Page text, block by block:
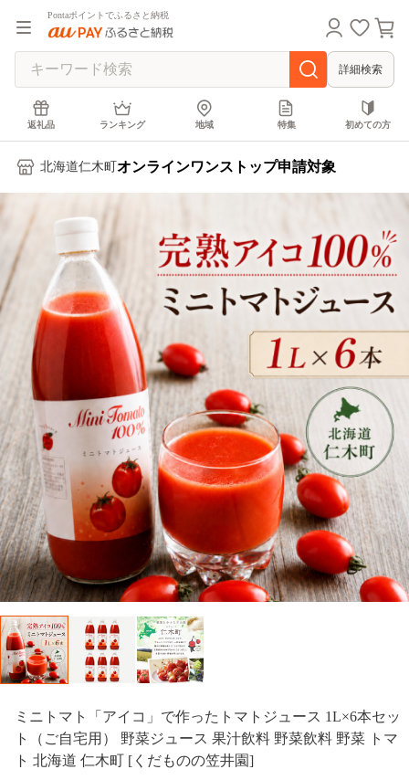
Pontaポイントでふるさと納税
詳細検索
返礼品 ランキング 地域 特集 初めての方
北海道仁木町 オンラインワンストップ申請対象
ミニトマト「アイコ」で作ったトマトジュース 1L×6本セッ
ト（ご自宅用） 野菜ジュース 果汁飲料 野菜飲料 野菜 トマ
ト 北海道 仁木町 [くだものの笠井園]